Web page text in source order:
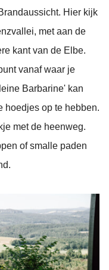
Hier kijk
met aan de
kant van de Elbe.
vanaf waar je
Barbarine' kan
hoedjes op te hebben.
met de heenweg.
of smalle paden